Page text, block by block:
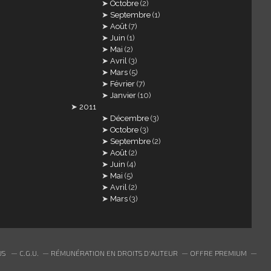
Octobre (2)
Septembre (1)
Août (7)
Juin (1)
Mai (2)
Avril (3)
Mars (5)
Février (7)
Janvier (10)
2011
Décembre (3)
Octobre (3)
Septembre (2)
Août (2)
Juin (4)
Mai (5)
Avril (2)
Mars (3)
C.G.U. RÉMUNÉRATION EN DROITS D'AUTEUR
OFFRE PREMIUM